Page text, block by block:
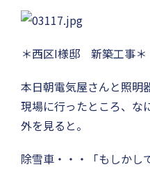
＊西区I様邸 新築工事＊
本日朝電気屋さんと照明
現場に行ったところ、な
外を見ると。
除雪車・・・「もしかし